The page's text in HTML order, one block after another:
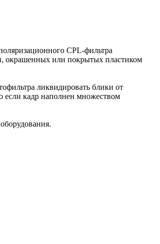
CPL-фильтра
окрашенных или покрытых пластиком
ликвидировать блики от
если кадр наполнен множеством